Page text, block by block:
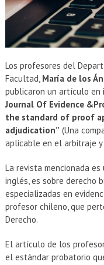
Los profesores del
Facultad, María de los
publicaron un artículo en
Journal Of Evidence
the standard of proof
adjudication” (Una
aplicable en el arbitraje
La revista mencionada es
inglés, es sobre derecho
especializadas en
profesor chileno, que
Derecho.
El artículo de los
el estándar probatorio